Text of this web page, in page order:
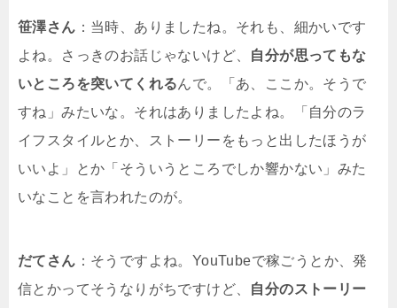
笹澤さん ：当時、ありましたね。それも、細かいです
よね。さっきのお話じゃないけど、 自分が思ってもな
いところを突いてくれるんで。「あ、ここか。そうで
すね」みたいな。それはありましたよね。「自分のラ
イフスタイルとか、ストーリーをもっと出したほうが
いいよ」とか「そういうところでしか響かない」みた
いなことを言われたのが。
だてさん ：そうですよね。YouTubeで稼ごうとか、発
信とかってそうなりがちですけど、 自分のストーリー